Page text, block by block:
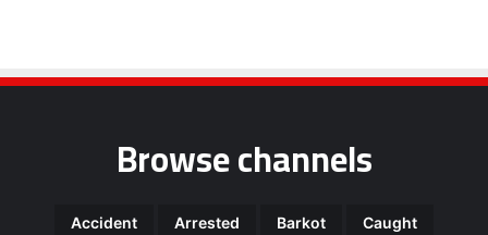
Browse channels
Accident Arrested Barkot Caught